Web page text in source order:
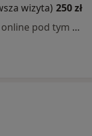
wizyta) 250 zł
Specjalista nie oferuje umawiania online pod tym adresem.